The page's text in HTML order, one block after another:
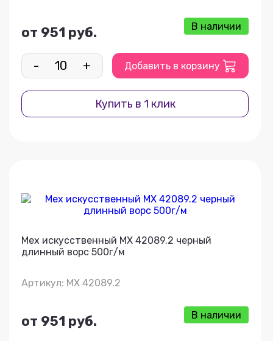
от 951 руб. В наличии
- + Добавить в корзину
Купить в 1 клик
Мех искусственный МХ 42089.2 черный
длинный ворс 500г/м
Артикул: МХ 42089.2
от 951 руб. В наличии